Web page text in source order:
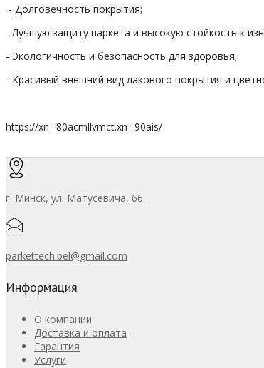
- Долговечность покрытия;
- Лучшую защиту паркета и высокую стойкость к
- Экологичность и безопасность для здоровья;
- Красивый внешний вид лакового покрытия и
https://xn--80acmllvmct.xn--90ais/
г. Минск, ул. Матусевича, 66
parkettech.bel@gmail.com
Информация
О компании
Доставка и оплата
Гарантия
Услуги